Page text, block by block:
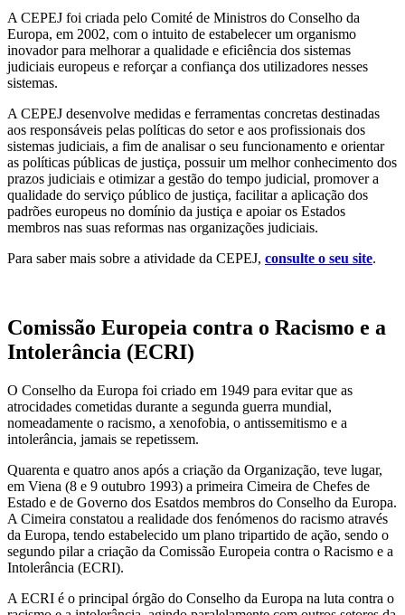
A CEPEJ foi criada pelo Comité de Ministros do Conselho da
Europa, em 2002, com o intuito de estabelecer um organismo
inovador para melhorar a qualidade e eficiência dos sistemas
judiciais europeus e reforçar a confiança dos utilizadores nesses
sistemas.
A CEPEJ desenvolve medidas e ferramentas concretas destinadas
aos responsáveis pelas políticas do setor e aos profissionais dos
sistemas judiciais, a fim de analisar o seu funcionamento e orientar
as políticas públicas de justiça, possuir um melhor conhecimento dos
prazos judiciais e otimizar a gestão do tempo judicial, promover a
qualidade do serviço público de justiça, facilitar a aplicação dos
padrões europeus no domínio da justiça e apoiar os Estados
membros nas suas reformas nas organizações judiciais.
Para saber mais sobre a atividade da CEPEJ, consulte o seu site.
Comissão Europeia contra o Racismo e a
Intolerância (ECRI)
O Conselho da Europa foi criado em 1949 para evitar que as
atrocidades cometidas durante a segunda guerra mundial,
nomeadamente o racismo, a xenofobia, o antissemitismo e a
intolerância, jamais se repetissem.
Quarenta e quatro anos após a criação da Organização, teve lugar,
em Viena (8 e 9 outubro 1993) a primeira Cimeira de Chefes de
Estado e de Governo dos Esatdos membros do Conselho da Europa.
A Cimeira constatou a realidade dos fenómenos do racismo através
da Europa, tendo estabelecido um plano tripartido de ação, sendo o
segundo pilar a criação da Comissão Europeia contra o Racismo e a
Intolerância (ECRI).
A ECRI é o principal órgão do Conselho da Europa na luta contra o